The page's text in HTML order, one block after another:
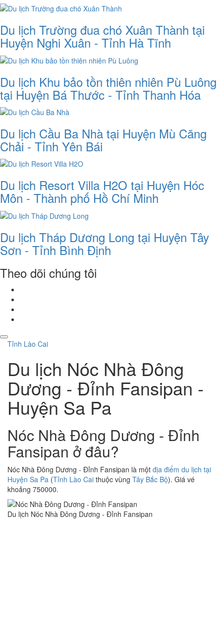
Du lịch Trường đua chó Xuân Thành tại
Huyện Nghi Xuân - Tỉnh Hà Tĩnh
Du lịch Khu bảo tồn thiên nhiên Pù Luông
tại Huyện Bá Thước - Tỉnh Thanh Hóa
Du lịch Cầu Ba Nhà tại Huyện Mù Căng
Chải - Tỉnh Yên Bái
Du lịch Resort Villa H2O tại Huyện Hóc
Môn - Thành phố Hồ Chí Minh
Du lịch Tháp Dương Long tại Huyện Tây
Sơn - Tỉnh Bình Định
Theo dõi chúng tôi
Tỉnh Lào Cai
Du lịch Nóc Nhà Đông
Dương - Đỉnh Fansipan -
Huyện Sa Pa
Nóc Nhà Đông Dương - Đỉnh
Fansipan ở đâu?
Nóc Nhà Đông Dương - Đỉnh Fansipan là một địa điểm du lịch tại
Huyện Sa Pa (Tỉnh Lào Cai thuộc vùng Tây Bắc Bộ). Giá vé
khoảng 750000.
Du lịch Nóc Nhà Đông Dương - Đỉnh Fansipan